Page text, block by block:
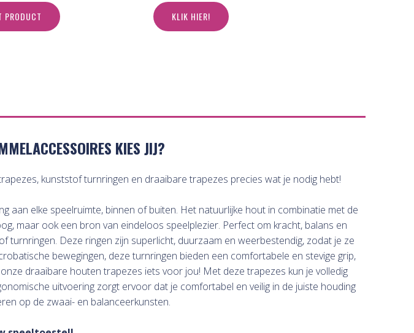
PRODUCT KLIK HIER!
KIES JIJ?
kunststof turnringen en draaibare trapezes precies wat je nodig hebt!
aan elke speelruimte, binnen of buiten. Het natuurlijke hout in combinatie met de
maar ook een bron van eindeloos speelplezier. Perfect om kracht, balans en
Deze ringen zijn superlicht, duurzaam en weerbestendig, zodat je ze
bewegingen, deze turnringen bieden een comfortabele en stevige grip,
draaibare houten trapezes iets voor jou! Met deze trapezes kun je volledig
uitvoering zorgt ervoor dat je comfortabel en veilig in de juiste houding
op de zwaai- en balanceerkunsten.